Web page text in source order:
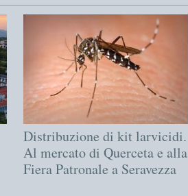
Distribuzione di kit larvicidi.
Al mercato di Querceta e alla
Fiera Patronale a Seravezza